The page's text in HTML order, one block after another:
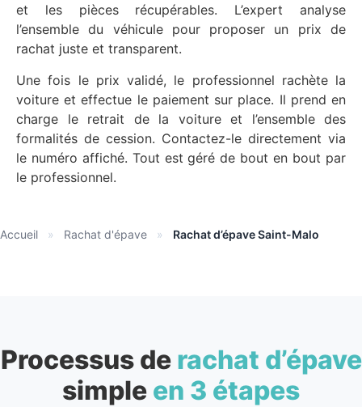
et les pièces récupérables. L’expert analyse
l’ensemble du véhicule pour proposer un prix de
rachat juste et transparent.
Une fois le prix validé, le professionnel rachète la
voiture et effectue le paiement sur place. Il prend en
charge le retrait de la voiture et l’ensemble des
formalités de cession. Contactez-le directement via
le numéro affiché. Tout est géré de bout en bout par
le professionnel.
Accueil » Rachat d'épave » Rachat d’épave Saint-Malo
Processus de rachat d’épave
simple en 3 étapes